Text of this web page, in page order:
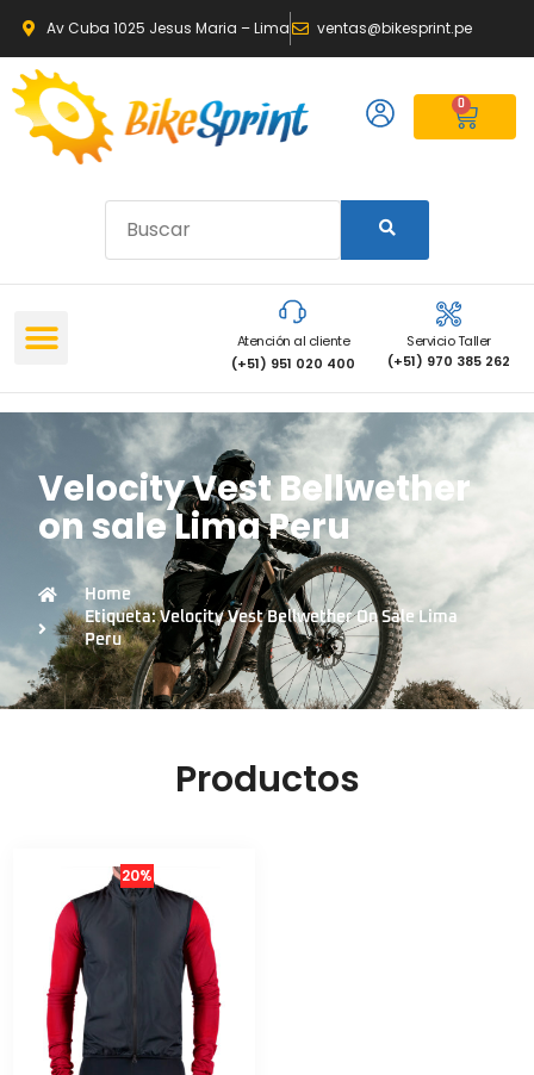
Av Cuba 1025 Jesus Maria – Lima ventas@bikesprint.pe
0
Atención al cliente
(+51) 951 020 400
Servicio Taller
(+51) 970 385 262
Velocity Vest Bellwether
on sale Lima Peru
Home
Etiqueta: Velocity Vest Bellwether On Sale Lima
Peru
Productos
20%